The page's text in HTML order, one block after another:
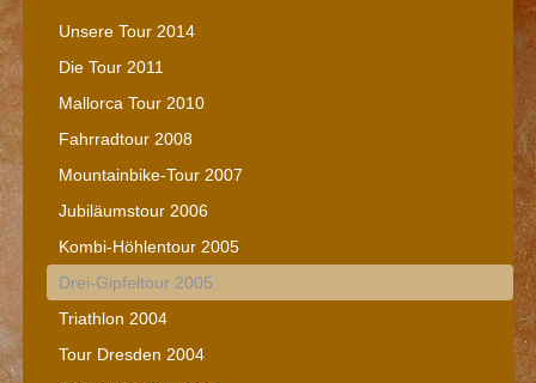
Unsere Tour 2014
Die Tour 2011
Mallorca Tour 2010
Fahrradtour 2008
Mountainbike-Tour 2007
Jubiläumstour 2006
Kombi-Höhlentour 2005
Drei-Gipfeltour 2005
Triathlon 2004
Tour Dresden 2004